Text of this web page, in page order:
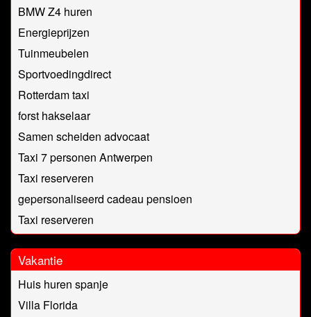
BMW Z4 huren
Energieprijzen
Tuinmeubelen
Sportvoedingdirect
Rotterdam taxi
forst hakselaar
Samen scheiden advocaat
Taxi 7 personen Antwerpen
Taxi reserveren
gepersonaliseerd cadeau pensioen
Taxi reserveren
Vakantie
Huis huren spanje
Villa Florida